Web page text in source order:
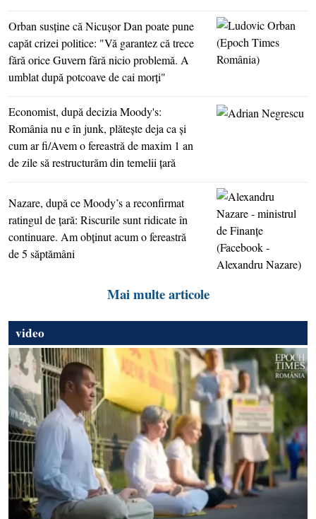
video
Orban susţine că Nicuşor Dan poate pune
capăt crizei politice: "Vă garantez că trece
fără orice Guvern fără nicio problemă. A
umblat după potcoave de cai morţi"
Economist, după decizia Moody's:
România nu e în junk, plăteşte deja ca şi
cum ar fi/Avem o fereastră de maxim 1 an
de zile să restructurăm din temelii ţară
Nazare, după ce Moody’s a reconfirmat
ratingul de ţară: Riscurile sunt ridicate în
continuare. Am obţinut acum o fereastră
de 5 săptămâni
Mai multe articole